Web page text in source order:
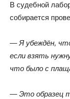
В судебной
собирается
— Я убеждён,
если взять
что было с
— Это образец